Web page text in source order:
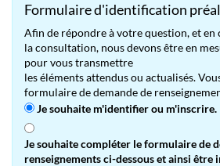
Formulaire d'identification
Afin de répondre à votre question, et en
la consultation, nous devons être en
pour vous transmettre
les éléments attendus ou actualisés.
formulaire de demande de
Je souhaite m'identifier ou m'inscrire.
Je souhaite compléter le formulaire de
renseignements ci-dessous et ainsi être